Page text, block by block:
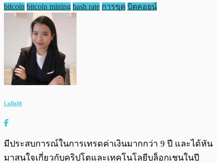
bitcoin bitcoin mining hash rate การขุด บิตคอยน์
Lallalit
มีประสบการณ์ในการเทรดค่าเงินมากกว่า 9 ปี และได้หัน
มาสนใจเกี่ยวกับคริปโตและเทคโนโลยีบล็อกเชนในปี